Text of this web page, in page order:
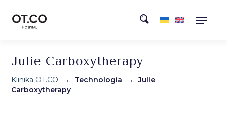
Julie Carboxytherapy
Klinika OT.CO → Technologia →
Julie
Carboxytherapy